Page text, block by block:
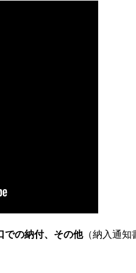
の納付、 その他（納入通知